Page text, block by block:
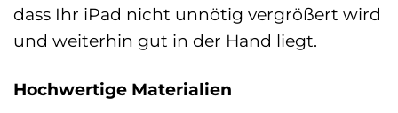
dass Ihr iPad nicht unnötig vergrößert wird
und weiterhin gut in der Hand liegt.
Hochwertige Materialien